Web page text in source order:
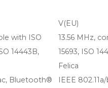
V(EU)
with ISO
14443B,
13.56 MHz,
15693, ISO
Felica
Bluetooth®
IEEE